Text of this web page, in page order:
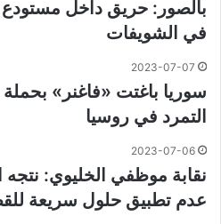
بالصور: حريق داخل مستودع
في الشويفات
2023-07-07
سوريا باغتت «فاغنر»
التمرد في روسيا
2023-07-06
نقابة موظفي الخليوي:
عدم تطبيق حلول سريعة